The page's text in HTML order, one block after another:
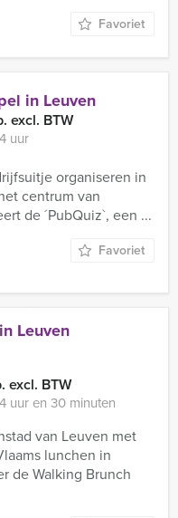
Favoriet
in Leuven
excl. BTW
uur
organiseren in
centrum van
de ´PubQuiz`, een ...
Favoriet
Leuven
excl. BTW
uur en 30 minuten
van Leuven met
lunchen in
de Walking Brunch